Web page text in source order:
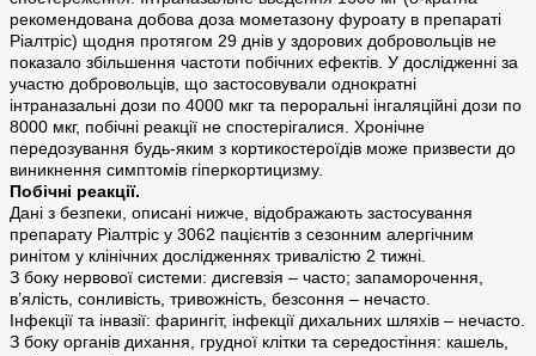
рекомендована добова доза мометазону фуроату в препараті
Ріалтріс) щодня протягом 29 днів у здорових добровольців не
показало збільшення частоти побічних ефектів. У дослідженні за
участю добровольців, що застосовували однократні
інтраназальні дози по 4000 мкг та пероральні інгаляційні дози по
8000 мкг, побічні реакції не спостерігалися. Хронічне
передозування будь-яким з кортикостероїдів може призвести до
виникнення симптомів гіперкортицизму.
Побічні реакції.
Дані з безпеки, описані нижче, відображають застосування
препарату Ріалтріс у 3062 пацієнтів з сезонним алергічним
ринітом у клінічних дослідженнях тривалістю 2 тижні.
З боку нервової системи: дисгевзія – часто; запаморочення,
в’ялість, сонливість, тривожність, безсоння – нечасто.
Інфекції та інвазії: фарингіт, інфекції дихальних шляхів – нечасто.
З боку органів дихання, грудної клітки та середостіння: кашель,